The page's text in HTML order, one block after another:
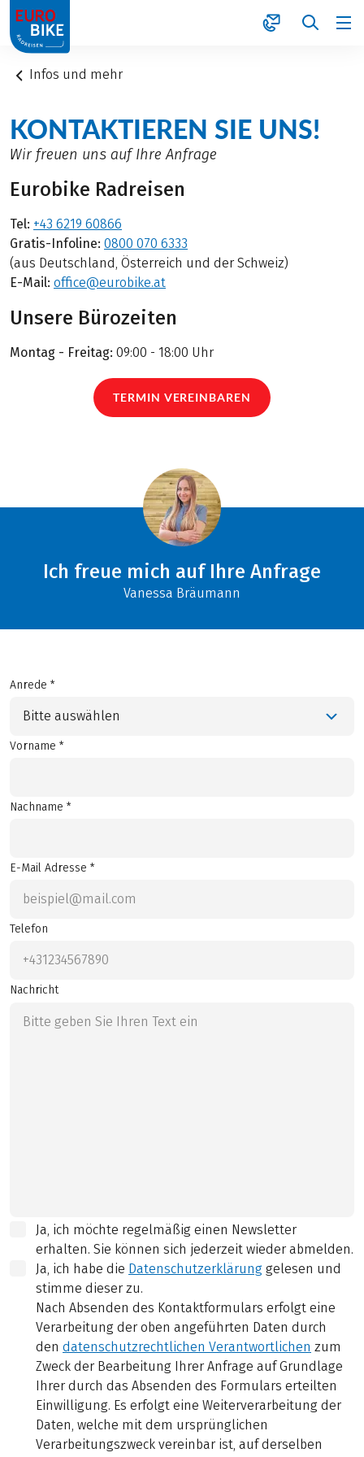
1
Infos und mehr
KONTAKTIEREN SIE UNS!
Wir freuen uns auf Ihre Anfrage
Eurobike Radreisen
Tel: +43 6219 60866
Gratis-Infoline: 0800 070 6333
(aus Deutschland, Österreich und der Schweiz)
E-Mail: office@eurobike.at
Unsere Bürozeiten
Montag - Freitag: 09:00 - 18:00 Uhr
TERMIN VEREINBAREN
Ich freue mich auf Ihre Anfrage
Vanessa Bräumann
Anrede *
Bitte auswählen
Vorname *
Nachname *
E-Mail Adresse *
Telefon
Nachricht
Ja, ich möchte regelmäßig einen Newsletter
erhalten. Sie können sich jederzeit wieder abmelden.
Ja, ich habe die Datenschutzerklärung gelesen und
stimme dieser zu.
Nach Absenden des Kontaktformulars erfolgt eine
Verarbeitung der oben angeführten Daten durch
den datenschutzrechtlichen Verantwortlichen zum
Zweck der Bearbeitung Ihrer Anfrage auf Grundlage
Ihrer durch das Absenden des Formulars erteilten
Einwilligung. Es erfolgt eine Weiterverarbeitung der
Daten, welche mit dem ursprünglichen
Verarbeitungszweck vereinbar ist, auf derselben